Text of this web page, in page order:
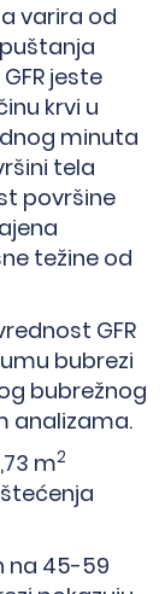
varira od
jeste
krvi u
minuta
tela
površine
težine od
GFR
bubrezi
bubrežnog
analizama.
m2
na 45-59